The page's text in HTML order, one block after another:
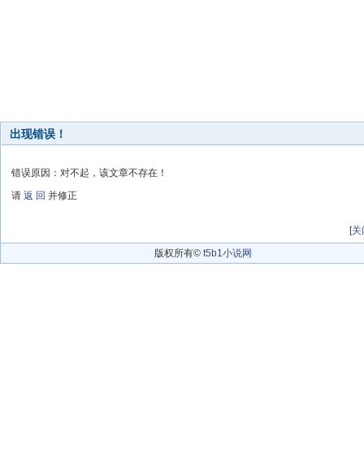
出现错误！
错误原因：对不起，该文章不存在！
请 返 回 并修正
[关
版权所有© t5b1小说网